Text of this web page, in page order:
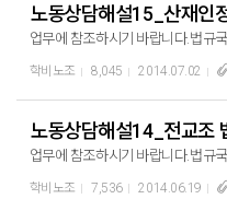
노동상담해설15_산재인
업무에 참조하시기 바랍니다.법규
학비노조 8,045 2014.07.02
노동상담해설14_전교조
업무에 참조하시기 바랍니다.법규
학비노조 7,536 2014.06.19